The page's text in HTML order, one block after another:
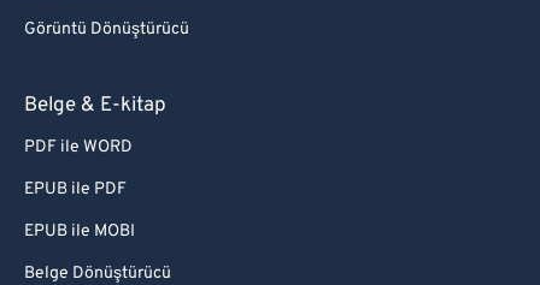
Görüntü Dönüştürücü
Belge & E-kitap
PDF ile WORD
EPUB ile PDF
EPUB ile MOBI
Belge Dönüştürücü